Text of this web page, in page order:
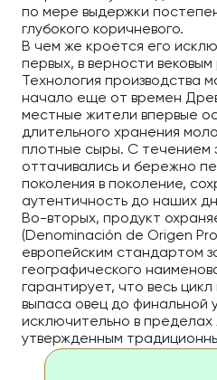
по мере выдержки
глубокого коричневого.
В чем же кроется его
первых, в верности
Технология производства
начало еще от времен
местные жители впервые
длительного хранения
плотные сыры. С течением
оттачивались и бережно
поколения в поколение,
аутентичность до наших
Во-вторых, продукт
(Denominación de Origen
европейским стандартом
географического
гарантирует, что весь
выпаса овец до финальной
исключительно в
утвержденным